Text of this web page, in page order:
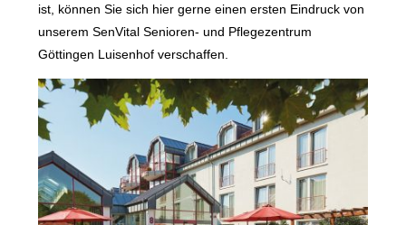
ist, können Sie sich hier gerne einen ersten Eindruck von
unserem SenVital Senioren- und Pflegezentrum
Göttingen Luisenhof verschaffen.